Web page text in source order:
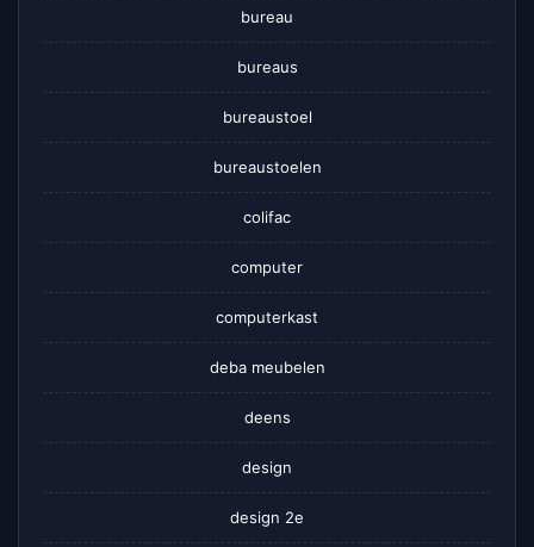
bureau
bureaus
bureaustoel
bureaustoelen
colifac
computer
computerkast
deba meubelen
deens
design
design 2e